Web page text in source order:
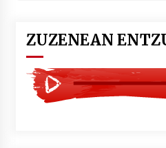
ZUZENEAN